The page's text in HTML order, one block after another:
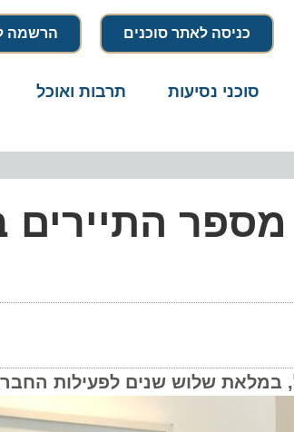
כניסה לאתר סוכנים הרשמה
סוכני נסיעות תרבות ואוכל
התיירים
שלוש שנים לפעילות החברה